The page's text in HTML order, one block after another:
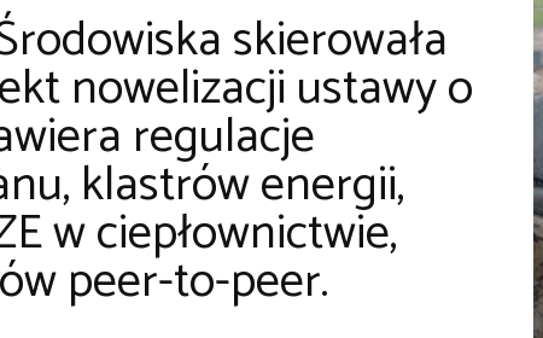
skierowała
nowelizacji ustawy o
regulacje
klastrów energii,
w ciepłownictwie,
peer-to-peer.